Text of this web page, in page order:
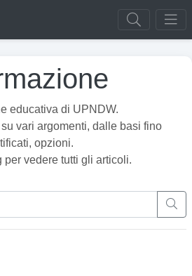
educativa di UPNDW.
vari argomenti, dalle basi fino
opzioni.
vedere tutti gli articoli.